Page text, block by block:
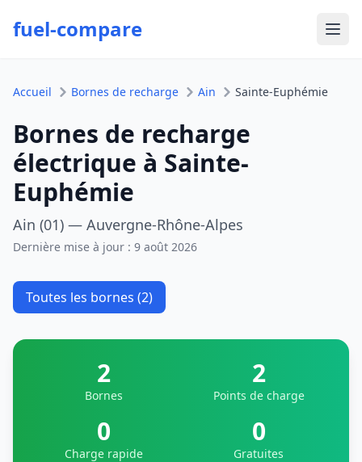
fuel-compare
Accueil Bornes de recharge Ain Sainte-Euphémie
Bornes de recharge
électrique à Sainte-
Euphémie
Ain (01) — Auvergne-Rhône-Alpes
Dernière mise à jour : 9 août 2026
Toutes les bornes (2)
2
Bornes
2
Points de charge
0
Charge rapide
0
Gratuites